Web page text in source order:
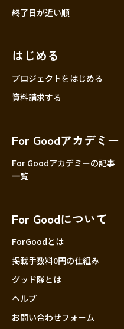
終了日が近い順
はじめる
プロジェクトをはじめる
資料請求する
For Goodアカデミー
For Goodアカデミーの記事
一覧
For Goodについて
ForGoodとは
掲載手数料0円の仕組み
グッド隊とは
ヘルプ
お問い合わせフォーム